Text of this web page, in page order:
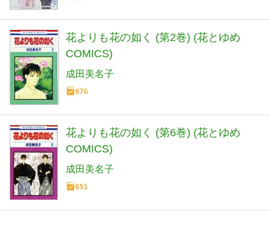
花よりも花の如く (第2巻) (花とゆめ
COMICS)
成田美名子
676
花よりも花の如く (第6巻) (花とゆめ
COMICS)
成田美名子
651